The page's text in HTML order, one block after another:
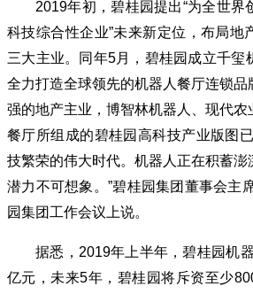
2019年初，碧桂园提出“为全世界
科技综合性企业”未来新定位，布局地
三大主业。同年5月，碧桂园成立千玺
全力打造全球领先的机器人餐厅连锁
强的地产主业，博智林机器人、现代农
餐厅所组成的碧桂园高科技产业版图
技繁荣的伟大时代。机器人正在积蓄澎
潜力不可想象。”碧桂园集团董事会主
园集团工作会议上说。
据悉，2019年上半年，碧桂园机
亿元，未来5年，碧桂园将斥资至少